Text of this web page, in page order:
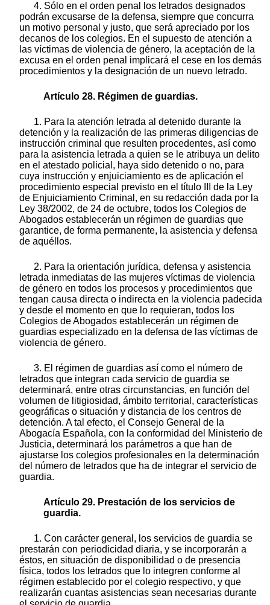
4. Sólo en el orden penal los letrados designados
podrán excusarse de la defensa, siempre que concurra
un motivo personal y justo, que será apreciado por los
decanos de los colegios. En el supuesto de atención a
las víctimas de violencia de género, la aceptación de la
excusa en el orden penal implicará el cese en los demás
procedimientos y la designación de un nuevo letrado.
Artículo 28. Régimen de guardias.
1. Para la atención letrada al detenido durante la
detención y la realización de las primeras diligencias de
instrucción criminal que resulten procedentes, así como
para la asistencia letrada a quien se le atribuya un delito
en el atestado policial, haya sido detenido o no, para
cuya instrucción y enjuiciamiento es de aplicación el
procedimiento especial previsto en el título III de la Ley
de Enjuiciamiento Criminal, en su redacción dada por la
Ley 38/2002, de 24 de octubre, todos los Colegios de
Abogados establecerán un régimen de guardias que
garantice, de forma permanente, la asistencia y defensa
de aquéllos.
2. Para la orientación jurídica, defensa y asistencia
letrada inmediatas de las mujeres víctimas de violencia
de género en todos los procesos y procedimientos que
tengan causa directa o indirecta en la violencia padecida
y desde el momento en que lo requieran, todos los
Colegios de Abogados establecerán un régimen de
guardias especializado en la defensa de las víctimas de
violencia de género.
3. El régimen de guardias así como el número de
letrados que integran cada servicio de guardia se
determinará, entre otras circunstancias, en función del
volumen de litigiosidad, ámbito territorial, características
geográficas o situación y distancia de los centros de
detención. A tal efecto, el Consejo General de la
Abogacía Española, con la conformidad del Ministerio de
Justicia, determinará los parámetros a que han de
ajustarse los colegios profesionales en la determinación
del número de letrados que ha de integrar el servicio de
guardia.
Artículo 29. Prestación de los servicios de
guardia.
1. Con carácter general, los servicios de guardia se
prestarán con periodicidad diaria, y se incorporarán a
éstos, en situación de disponibilidad o de presencia
física, todos los letrados que lo integren conforme al
régimen establecido por el colegio respectivo, y que
realizarán cuantas asistencias sean necesarias durante